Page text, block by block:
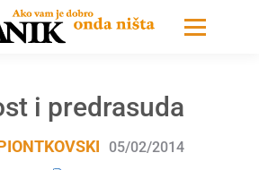
i predrasuda
05/02/2014